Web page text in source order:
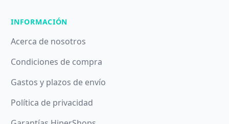
INFORMACIÓN
Acerca de nosotros
Condiciones de compra
Gastos y plazos de envío
Política de privacidad